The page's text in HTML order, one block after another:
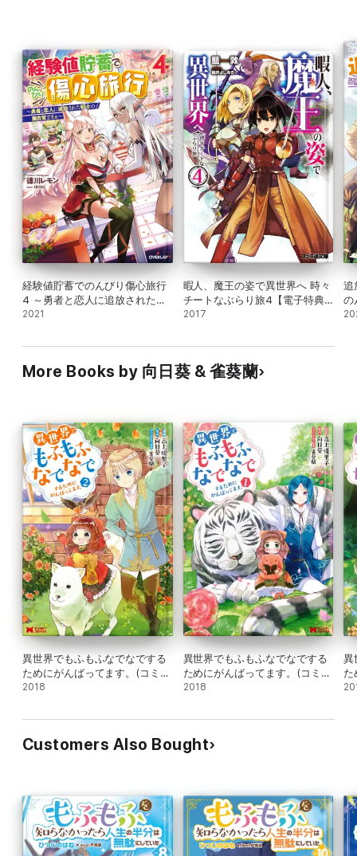
経験値貯蓄でのんびり傷心旅行
4 ～勇者と恋人に追放された戦
士の無自覚ざまぁ～
2021
暇人、魔王の姿で異世界へ 時々
チートなぶらり旅4【電子特典
付き】
2017
追
の
～
More Books by 向日葵 & 雀葵蘭
異世界でもふもふなでなでする
ためにがんばってます。(コミッ
ク) : 2
2018
異世界でもふもふなでなでする
ためにがんばってます。(コミッ
ク) : 1
2018
異
た
ク
Customers Also Bought